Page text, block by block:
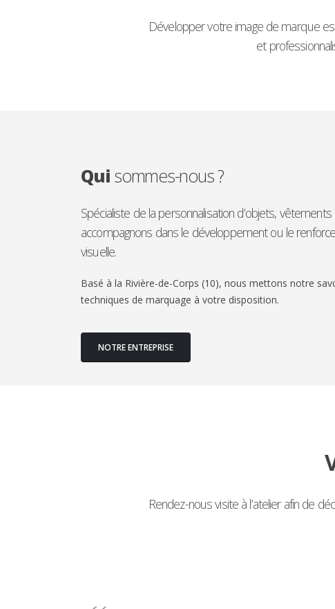
Développer votre image de marque
et
Qui sommes-nous ?
Spécialiste de la personnalisation d’objets,
accompagnons dans le développement ou le
visuelle.
Basé à la Rivière-de-Corps (10), nous mettons notre
techniques de marquage à votre disposition.
NOTRE ENTREPRISE
Rendez-nous visite à l’atelier afin de